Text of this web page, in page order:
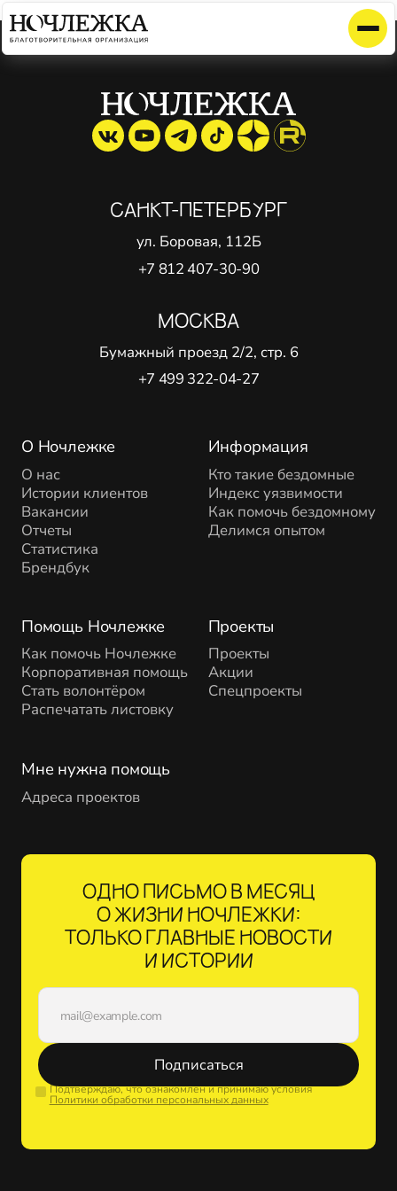
Элемент не найден!
О Ночлежке
О нас
Истории клиентов
Вакансии
Отчеты
Статистика
Брендбук
Помощь Ночлежке
Как помочь Ночлежке
Корпоративная помощь
Стать волонтёром
Распечатать листовку
Проекты
Проекты
Акции
Спецпроекты
Информация
Кто такие бездомные
Индекс уязвимости
Как помочь бездомному
Делимся опытом
Мне нужна помощь
Адреса проектов
САНКТ-ПЕТЕРБУРГ
ул. Боровая, 112Б
+7 812 407-30-90
МОСКВА
Бумажный проезд 2/2, стр. 6
+7 499 322-04-27
ОДНО ПИСЬМО В МЕСЯЦ
О ЖИЗНИ НОЧЛЕЖКИ:
ТОЛЬКО ГЛАВНЫЕ НОВОСТИ
И ИСТОРИИ
Подписаться
Подтверждаю, что ознакомлен и принимаю условия
Политики обработки персональных данных